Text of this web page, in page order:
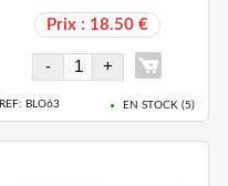
Prix : 18.50 €
REF: BLO63 EN STOCK ( 5)